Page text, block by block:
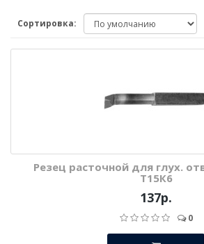
Сортировка:
Резец расточной для глух.
Т15К6
137р.
0